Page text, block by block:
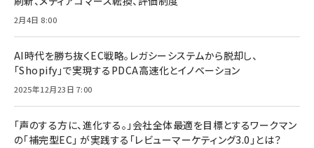
2月4日 8:00
AI時代を勝ち抜くEC戦略。レガシーシステムから脱却し、
「Shopify」で実現するPDCA高速化とイノベーション
2025年12月23日 7:00
「声のする方に、進化する。」会社全体最適を目標とするワークマン
の「補完型EC」 が実践する「レビューマーケティング3.0」とは？